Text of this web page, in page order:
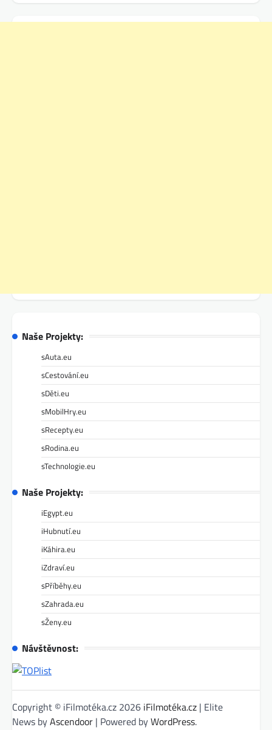
Naše Projekty:
sAuta.eu
sCestování.eu
sDěti.eu
sMobilHry.eu
sRecepty.eu
sRodina.eu
sTechnologie.eu
Naše Projekty:
iEgypt.eu
iHubnutí.eu
iKáhira.eu
iZdraví.eu
sPříběhy.eu
sZahrada.eu
sŽeny.eu
Návštěvnost:
Copyright © iFilmotéka.cz 2026 iFilmotéka.cz | Elite
News byAscendoor | Powered byWordPress.